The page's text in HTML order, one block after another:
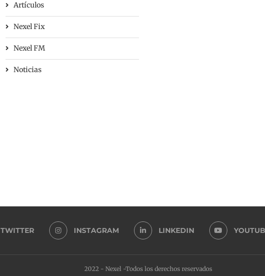
Artículos
Nexel Fix
Nexel FM
Noticias
TWITTER INSTAGRAM LINKEDIN
2022 - Nexel -Todos los derechos reservados